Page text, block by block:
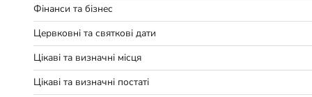
Фінанси та бізнес
Цервковні та святкові дати
Цікаві та визначні місця
Цікаві та визначні постаті